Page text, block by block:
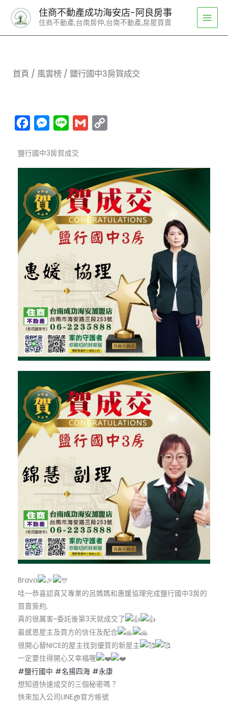
住商不動產成功海安店-阿良房事
住商不動產,台南房仲,台南不動產,房屋買賣
首頁 / 風雲榜 / 鹽行國中3房賀成交
FacebookMessenger
Line Gmail
鹽行國中3房賀成交
Bravo
哇~~恭喜認真又專業的呂媽媽和惠媛協理完成鹽行國中3房的
買賣簽約,
真的很厲害~委託後第3天就成交了
最感恩屋主及買方的信任及配合
很開心替NICE的屋主找到優質的新屋主
一定要住得開心又幸福喔
#鹽行國中 #名揚四海 #永康
想知道快速成交的三個秘密嗎？
快來加入公司LINE@官方帳號